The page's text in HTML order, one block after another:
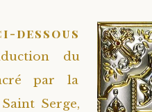
dessous
du
par la
Serge,